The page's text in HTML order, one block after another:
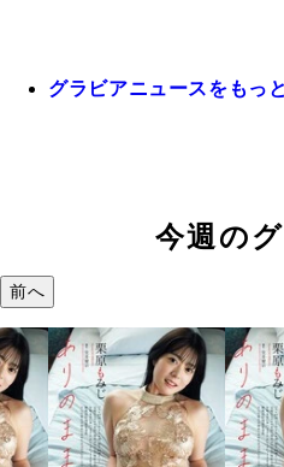
グラビアニュースをもっ
今週の
前へ